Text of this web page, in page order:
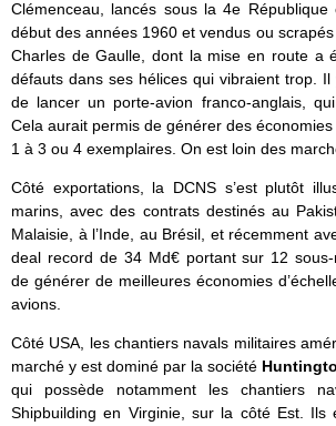
Clémenceau, lancés sous la 4e
début des années 1960 et vendus ou
Charles de Gaulle, dont la mise en route a
défauts dans ses hélices qui vibraient trop.
de lancer un porte-avion franco-anglais, qui
Cela aurait permis de générer des économies
1 à 3 ou 4 exemplaires. On est loin des
Côté exportations, la DCNS s’est plutôt
marins, avec des contrats destinés au
Malaisie, à l’Inde, au Brésil, et récemment
deal record de 34 Md€ portant sur 12
de générer de meilleures économies
avions.
Côté USA, les chantiers navals militaires
marché y est dominé par la société
qui possède notamment les chantiers
Shipbuilding en Virginie, sur la côté Est. Ils